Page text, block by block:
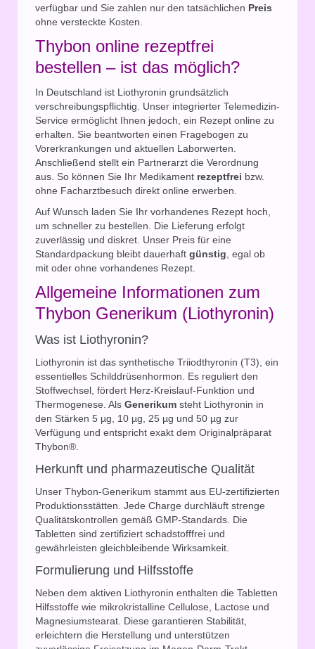
verfügbar und Sie zahlen nur den tatsächlichen Preis
ohne versteckte Kosten.
Thybon online rezeptfrei
bestellen – ist das möglich?
In Deutschland ist Liothyronin grundsätzlich
verschreibungspflichtig. Unser integrierter Telemedizin-
Service ermöglicht Ihnen jedoch, ein Rezept online zu
erhalten. Sie beantworten einen Fragebogen zu
Vorerkrankungen und aktuellen Laborwerten.
Anschließend stellt ein Partnerarzt die Verordnung
aus. So können Sie Ihr Medikament rezeptfrei bzw.
ohne Facharztbesuch direkt online erwerben.
Auf Wunsch laden Sie Ihr vorhandenes Rezept hoch,
um schneller zu bestellen. Die Lieferung erfolgt
zuverlässig und diskret. Unser Preis für eine
Standardpackung bleibt dauerhaft günstig , egal ob
mit oder ohne vorhandenes Rezept.
Allgemeine Informationen zum
Thybon Generikum (Liothyronin)
Was ist Liothyronin?
Liothyronin ist das synthetische Triiodthyronin (T3), ein
essentielles Schilddrüsenhormon. Es reguliert den
Stoffwechsel, fördert Herz-Kreislauf-Funktion und
Thermogenese. Als Generikum steht Liothyronin in
den Stärken 5 µg, 10 µg, 25 µg und 50 µg zur
Verfügung und entspricht exakt dem Originalpräparat
Thybon®.
Herkunft und pharmazeutische Qualität
Unser Thybon-Generikum stammt aus EU-zertifizierten
Produktionsstätten. Jede Charge durchläuft strenge
Qualitätskontrollen gemäß GMP-Standards. Die
Tabletten sind zertifiziert schadstofffrei und
gewährleisten gleichbleibende Wirksamkeit.
Formulierung und Hilfsstoffe
Neben dem aktiven Liothyronin enthalten die Tabletten
Hilfsstoffe wie mikrokristalline Cellulose, Lactose und
Magnesiumstearat. Diese garantieren Stabilität,
erleichtern die Herstellung und unterstützen